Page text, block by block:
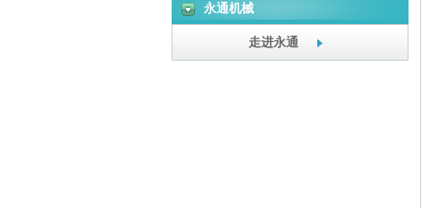
永通机械
走进永通